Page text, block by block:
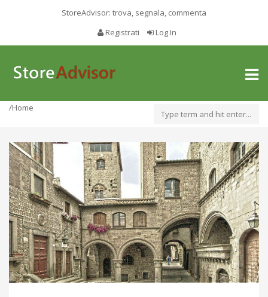
StoreAdvisor: trova, segnala, commenta
Registrati
Log In
Toggle
/Home